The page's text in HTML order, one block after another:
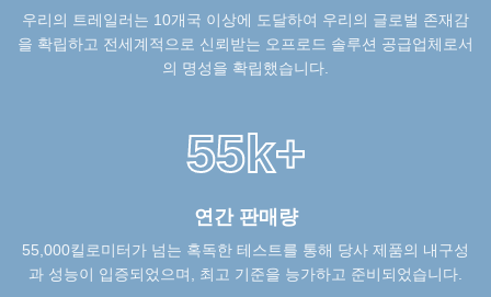
우리의 트레일러는 10개국 이상에 도달하여 우리의 글로벌 존재감
을 확립하고 전세계적으로 신뢰받는 오프로드 솔루션 공급업체로서
의 명성을 확립했습니다.
55k+
연간 판매량
55,000킬로미터가 넘는 혹독한 테스트를 통해 당사 제품의 내구성
과 성능이 입증되었으며, 최고 기준을 능가하고 준비되었습니다.